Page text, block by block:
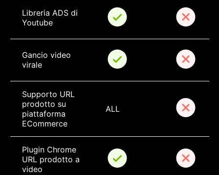
Libreria ADS di
Youtube
Gancio video
virale
Supporto URL
prodotto su
piattaforma
ECommerce
ALL
Plugin Chrome
URL prodotto a
video